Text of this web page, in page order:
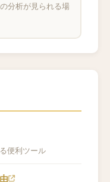
分析が見られる場
便利ツール